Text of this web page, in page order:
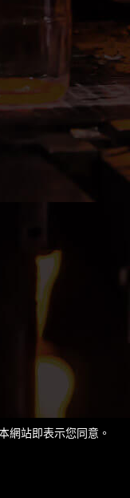
網站即表示您同意。